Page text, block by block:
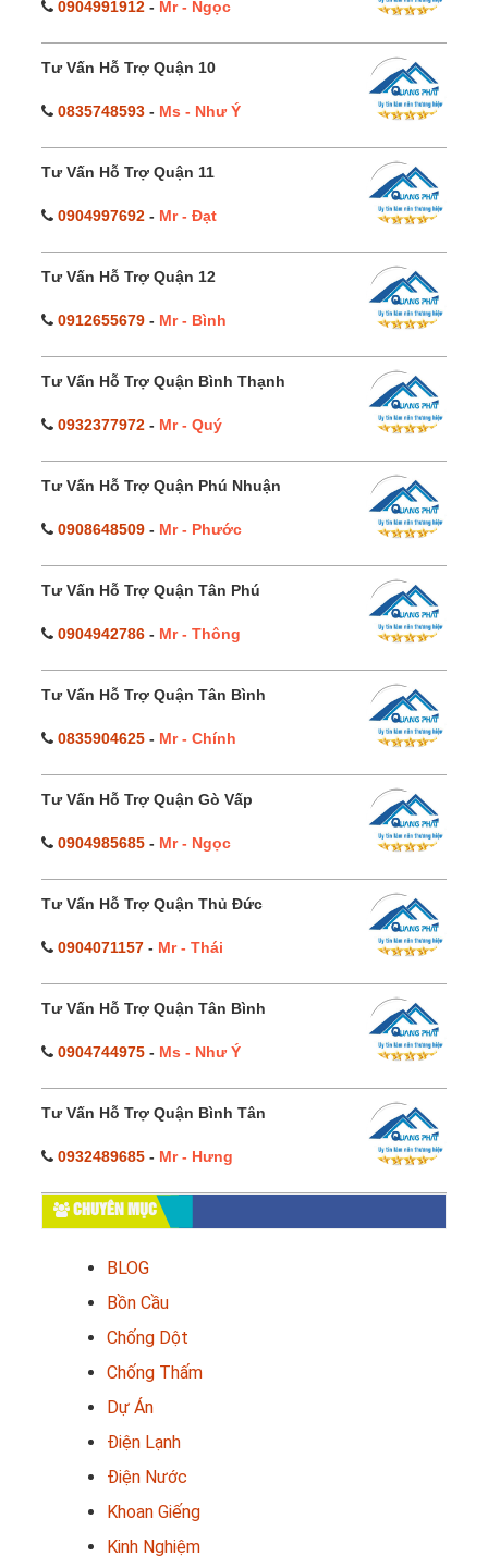
0904991912 - Mr - Ngọc
Tư Vấn Hỗ Trợ Quận 10
0835748593 - Ms - Như Ý
Tư Vấn Hỗ Trợ Quận 11
0904997692 - Mr - Đạt
Tư Vấn Hỗ Trợ Quận 12
0912655679 - Mr - Bình
Tư Vấn Hỗ Trợ Quận Bình Thạnh
0932377972 - Mr - Quý
Tư Vấn Hỗ Trợ Quận Phú Nhuận
0908648509 - Mr - Phước
Tư Vấn Hỗ Trợ Quận Tân Phú
0904942786 - Mr - Thông
Tư Vấn Hỗ Trợ Quận Tân Bình
0835904625 - Mr - Chính
Tư Vấn Hỗ Trợ Quận Gò Vấp
0904985685 - Mr - Ngọc
Tư Vấn Hỗ Trợ Quận Thủ Đức
0904071157 - Mr - Thái
Tư Vấn Hỗ Trợ Quận Tân Bình
0904744975 - Ms - Như Ý
Tư Vấn Hỗ Trợ Quận Bình Tân
0932489685 - Mr - Hưng
CHUYÊN MỤC
BLOG
Bồn Cầu
Chống Dột
Chống Thấm
Dự Án
Điện Lạnh
Điện Nước
Khoan Giếng
Kinh Nghiệm